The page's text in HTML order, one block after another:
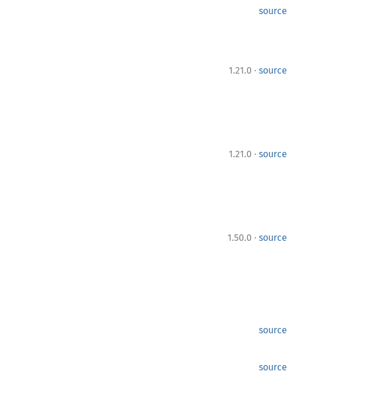
source
1.21.0 · source
1.21.0 · source
1.50.0 · source
source
source